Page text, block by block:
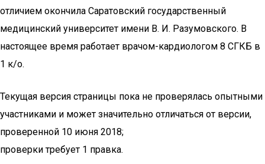
отличием окончила Саратовский государственный
медицинский университет имени В. И. Разумовского. В
настоящее время работает врачом-кардиологом 8 СГКБ в
1 к/о.
Текущая версия страницы пока не проверялась опытными
участниками и может значительно отличаться от версии,
проверенной 10 июня 2018;
проверки требует 1 правка.